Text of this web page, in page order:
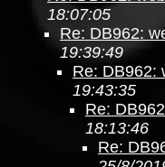
18:07:05
Re: DB962:
19:39:49
Re: DB962:
19:43:35
Re:
18:13:46
Re: